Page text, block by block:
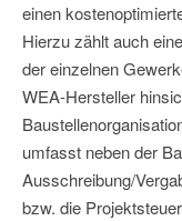
einen
Hierzu zählt auch
der einzelnen
WEA-Hersteller
umfasst neben der
Ausschreibung/
bzw. die